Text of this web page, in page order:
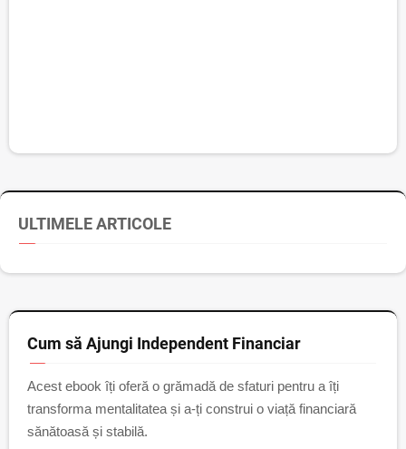
ULTIMELE ARTICOLE
Cum să Ajungi Independent Financiar
Acest ebook îți oferă o grămadă de sfaturi pentru a îți
transforma mentalitatea și a-ți construi o viață financiară
sănătoasă și stabilă.